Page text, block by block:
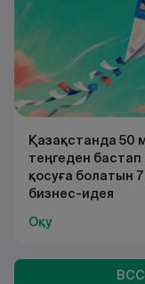
Қазақстанда 50
теңгеден бастап
қосуға болатын
бизнес-идея
Оқу